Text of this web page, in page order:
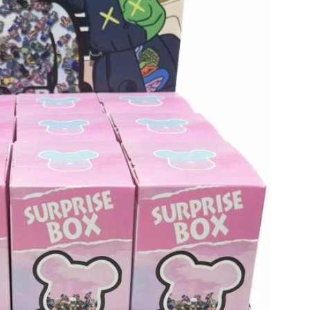
Tinggalkan pesan
akan segera menghubungi Anda